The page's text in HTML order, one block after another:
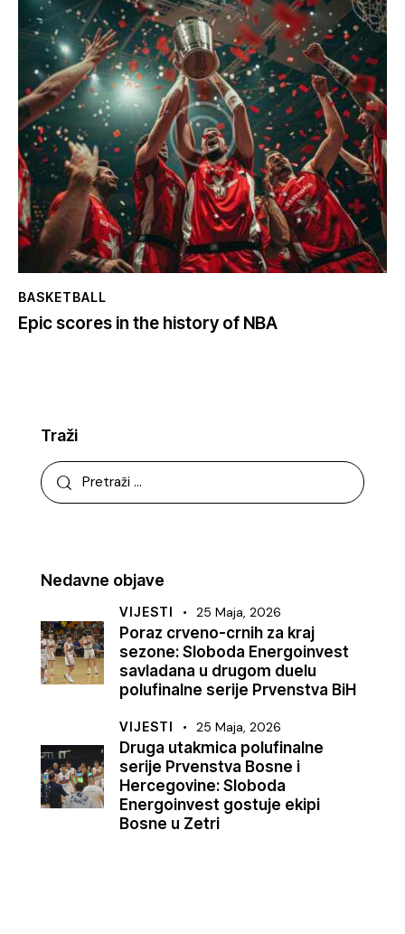
BASKETBALL
Epic scores in the history of NBA
Traži
Nedavne objave
VIJESTI 25 Maja, 2026
Poraz crveno-crnih za kraj
sezone: Sloboda Energoinvest
savladana u drugom duelu
polufinalne serije Prvenstva BiH
VIJESTI 25 Maja, 2026
Druga utakmica polufinalne
serije Prvenstva Bosne i
Hercegovine: Sloboda
Energoinvest gostuje ekipi
Bosne u Zetri